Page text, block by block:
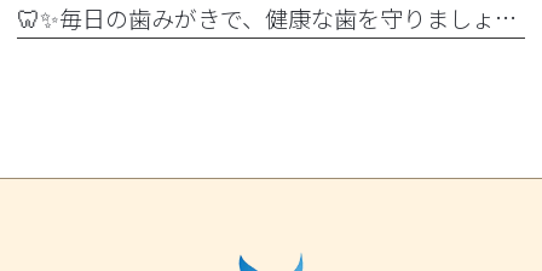
🦷✨毎日の歯みがきで、健康な歯を守りましょう✨🪥